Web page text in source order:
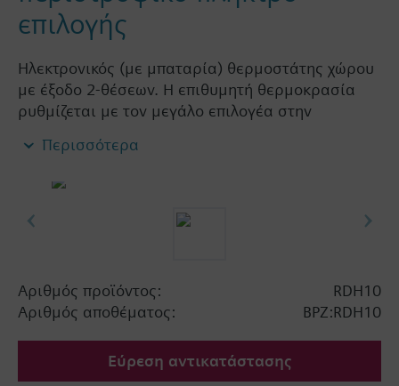
επιλογής
Ηλεκτρονικός (με μπαταρία) θερμοστάτης χώρου
με έξοδο 2-θέσεων. Η επιθυμητή θερμοκρασία
ρυθμίζεται με τον μεγάλο επιλογέα στην
Εύκολος χειρισμός με μεγάλο επιλογέα και
Χρώμα πρόσοψης: λευκό RAL9003 (NCS S
Περισσότερα
Αριθμός προϊόντος:
RDH10
Αριθμός αποθέματος:
BPZ:RDH10
Εύρεση αντικατάστασης